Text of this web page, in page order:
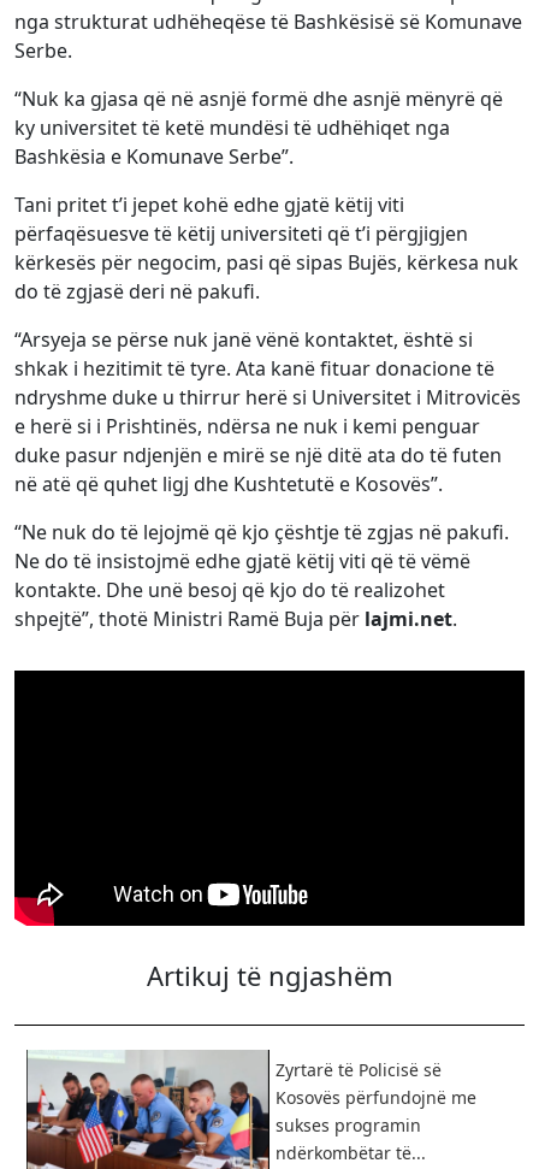
nga strukturat udhëheqëse të Bashkësisë së Komunave
Serbe.
“Nuk ka gjasa që në asnjë formë dhe asnjë mënyrë që
ky universitet të ketë mundësi të udhëhiqet nga
Bashkësia e Komunave Serbe”.
Tani pritet t’i jepet kohë edhe gjatë këtij viti
përfaqësuesve të këtij universiteti që t’i përgjigjen
kërkesës për negocim, pasi që sipas Bujës, kërkesa nuk
do të zgjasë deri në pakufi.
“Arsyeja se përse nuk janë vënë kontaktet, është si
shkak i hezitimit të tyre. Ata kanë fituar donacione të
ndryshme duke u thirrur herë si Universitet i Mitrovicës
e herë si i Prishtinës, ndërsa ne nuk i kemi penguar
duke pasur ndjenjën e mirë se një ditë ata do të futen
në atë që quhet ligj dhe Kushtetutë e Kosovës”.
“Ne nuk do të lejojmë që kjo çështje të zgjas në pakufi.
Ne do të insistojmë edhe gjatë këtij viti që të vëmë
kontakte. Dhe unë besoj që kjo do të realizohet
shpejtë”, thotë Ministri Ramë Buja për lajmi.net.
Artikuj të ngjashëm
Zyrtarë të Policisë së
Kosovës përfundojnë me
sukses programin
ndërkombëtar të...